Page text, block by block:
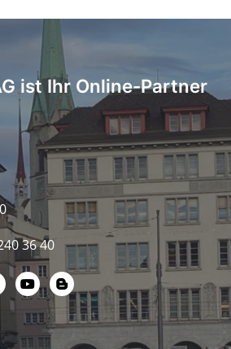
ist Ihr Online-Partner
36 40